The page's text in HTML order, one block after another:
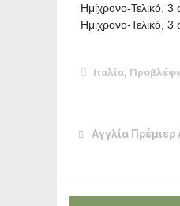
Ημίχρονο-Τελικό,
Ημίχρονο-Τελικό,
Ιταλία,
Αγγλία Πρέμιερ